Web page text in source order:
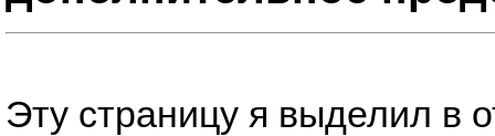
Эту страницу я выделил в